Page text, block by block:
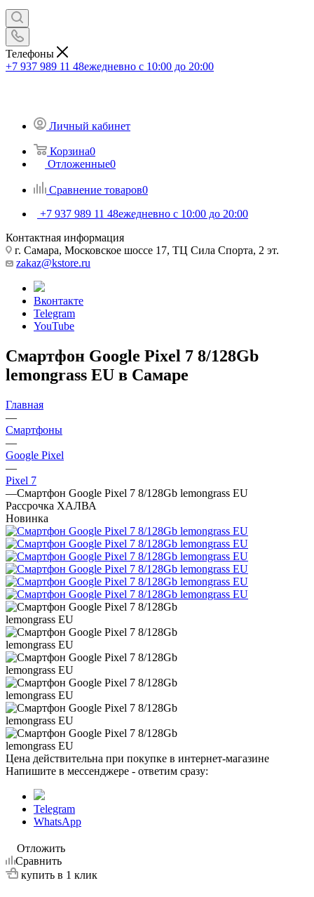
Телефоны
+7 937 989 11 48ежедневно с 10:00 до 20:00
Личный кабинет
Корзина0
Отложенные0
Сравнение товаров0
+7 937 989 11 48ежедневно с 10:00 до 20:00
Контактная информация
г. Самара, Московское шоссе 17, ТЦ Сила Спорта, 2 эт.
zakaz@kstore.ru
Вконтакте
Telegram
YouTube
Смартфон Google Pixel 7 8/128Gb
lemongrass EU в Самаре
Главная
—
Смартфоны
—
Google Pixel
—
Pixel 7
—Смартфон Google Pixel 7 8/128Gb lemongrass EU
Рассрочка ХАЛВА
Новинка
Цена действительна при покупке в интернет-магазине
Напишите в мессенджере - ответим сразу:
Telegram
WhatsApp
Отложить
Сравнить
купить в 1 клик